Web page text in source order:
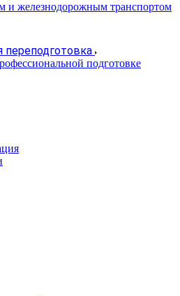
и железнодорожным транспортом
переподготовка
подготовке